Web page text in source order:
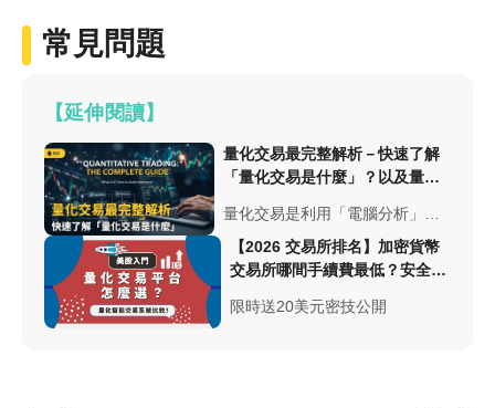
常見問題
【延伸閱讀】
量化交易最完整解析－快速了解
「量化交易是什麼」？以及量化
量化交易是利用「電腦分析」數
據，根據分析過後客觀的結果進
行交易，避免投資人遭受人為情
緒影響、減少人工出錯的機會。
但對新手投資人來說量化交易還
【2026 交易所排名】加密貨幣
交易所哪間手續費最低？安全性
限時送20美元密技公開